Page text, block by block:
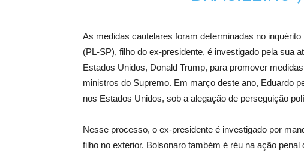
As medidas cautelares foram determinadas no
(PL-SP), filho do ex-presidente, é investigado pela sua
Estados Unidos, Donald Trump, para promover
ministros do Supremo. Em março deste ano, Eduardo
nos Estados Unidos, sob a alegação de perseguição
Nesse processo, o ex-presidente é investigado por
filho no exterior. Bolsonaro também é réu na ação